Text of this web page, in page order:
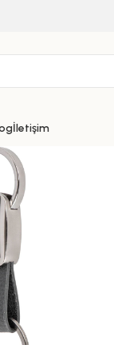
İletişim